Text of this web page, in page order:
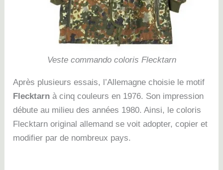
Veste commando coloris Flecktarn
Après plusieurs essais, l’Allemagne choisie le motif
Flecktarn à cinq couleurs en 1976. Son impression
débute au milieu des années 1980. Ainsi, le coloris
Flecktarn original allemand se voit adopter, copier et
modifier par de nombreux pays.